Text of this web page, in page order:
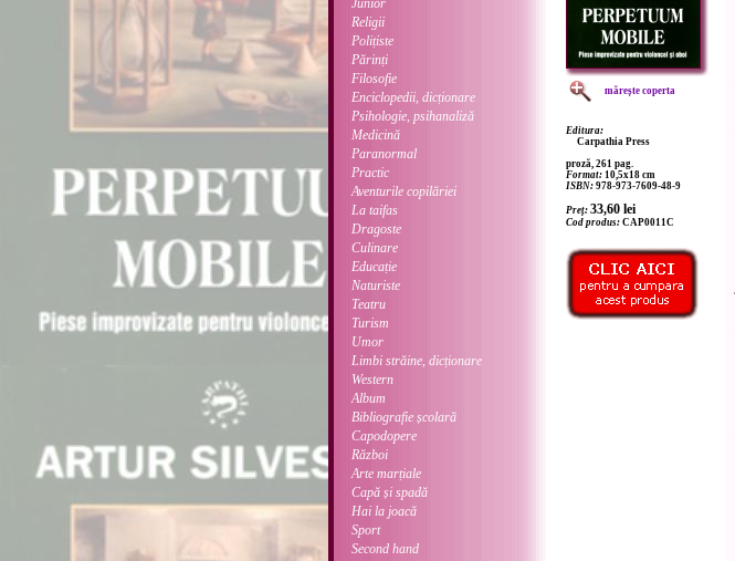
Junior
Religii
Polițiste
Părinți
Filosofie
Enciclopedii, dicționare
Psihologie, psihanaliză
Medicină
Paranormal
Practic
Aventurile copilăriei
La taifas
Dragoste
Culinare
Educație
Naturiste
Teatru
Turism
Umor
Limbi străine, dicționare
Western
Album
Bibliografie școlară
Capodopere
Război
Arte marțiale
Capă și spadă
Hai la joacă
Sport
Second hand
mărește coperta
Editura:
Carpathia Press
proză, 261 pag.
Format: 10,5x18 cm
ISBN: 978-973-7609-48-9
Preț: 33,60 lei
Cod produs: CAP0011C